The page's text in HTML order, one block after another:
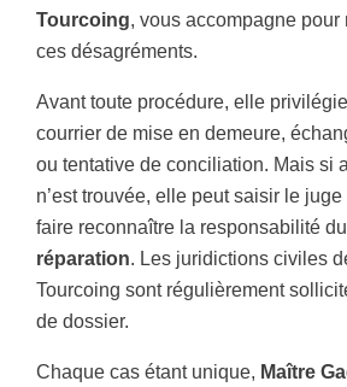
Tourcoing, vous accompagne pour
ces désagréments.
Avant toute procédure, elle
courrier de mise en demeure,
ou tentative de conciliation. Mais si
n’est trouvée, elle peut saisir le
faire reconnaître la responsabilité
réparation. Les juridictions civiles
Tourcoing sont régulièrement
de dossier.
Chaque cas étant unique, Maître